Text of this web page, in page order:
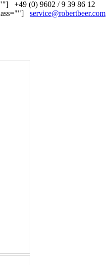
+49 (0) 9602 / 9 39 86 12
service@robertbeer.com